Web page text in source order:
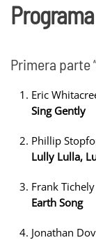
Programa
Primera parte
Eric
Sing Gently
Phillip
Lully Lulla,
Frank Tichely
Earth Song
Jonathan